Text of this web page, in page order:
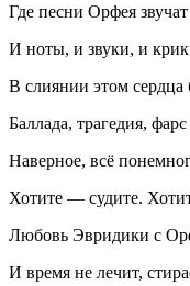
Где песни Орфея
И ноты, и звуки, и
В слиянии этом сердца
Баллада, трагедия,
Наверное, всё
Хотите — судите.
Любовь Эвридики с
И время не лечит,